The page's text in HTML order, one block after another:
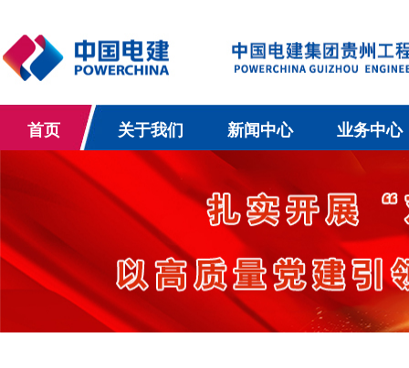
首页 关于我们 新闻中心 业务中心